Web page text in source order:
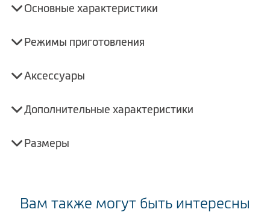
Основные характеристики
Режимы приготовления
Аксессуары
Дополнительные характеристики
Размеры
Вам также могут быть интересны